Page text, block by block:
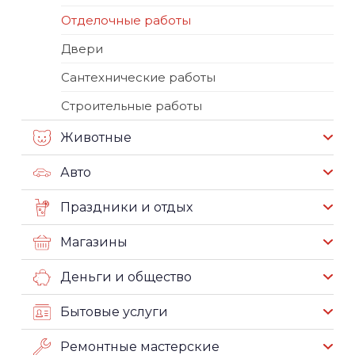
Отделочные работы
Двери
Сантехнические работы
Строительные работы
Животные
Авто
Праздники и отдых
Магазины
Деньги и общество
Бытовые услуги
Ремонтные мастерские